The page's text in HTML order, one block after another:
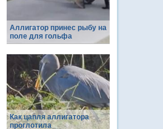
Аллигатор принес рыбу на
поле для гольфа
Как цапля аллигатора
проглотила